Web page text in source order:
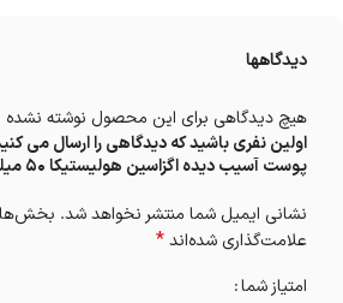
دیدگاهها
هیچ دیدگاهی برای این محصول نوشته
اولین نفری باشید که دیدگاهی را ارسال می
پوست آسیب دیده اگزاسین هولیستیکا 50 میلی لیتر”
نشانی ایمیل شما منتشر نخواهد شد.
علامت‌گذاری شده‌اند*
امتیاز شما